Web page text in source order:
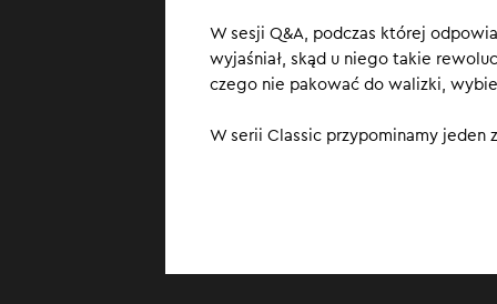
kandydat lub
karty w
W sesji Q&A, podczas której
wyjaśniał, skąd u niego takie
czego nie pakować do walizki,
W serii Classic przypominamy